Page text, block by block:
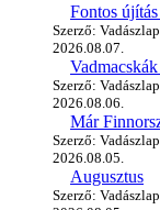
Fontos
Szerző: Vadászlap
2026.08.07.
Szerző: Vadászlap
2026.08.06.
Már
Szerző: Vadászlap
2026.08.05.
Augusztus
Szerző: Vadászlap